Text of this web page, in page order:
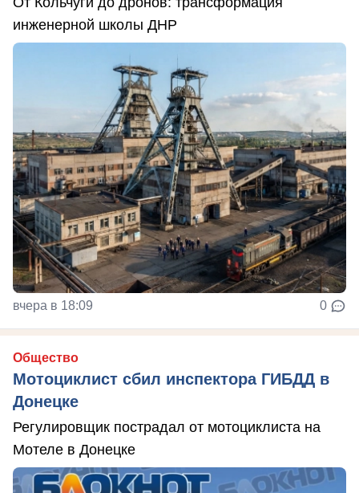
инженерной школы ДНР
вчера в 18:09 0
Общество
Мотоциклист сбил инспектора ГИБДД в
Донецке
Регулировщик пострадал от мотоциклиста на
Мотеле в Донецке